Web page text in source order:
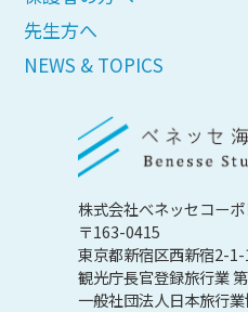
先生方へ
NEWS & TOPICS
株式会社べネッセコー
〒163-0415
東京都新宿区西新宿2-
観光庁長官登録旅行業
一般社団法人日本旅行